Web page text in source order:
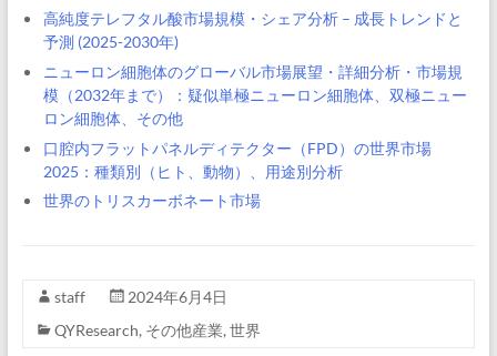
高純度テレフタル酸市場規模・シェア分析 – 成長トレンドと
予測 (2025-2030年)
ニューロン細胞体のグローバル市場展望・詳細分析・市場規
模（2032年まで）：疑似単極ニューロン細胞体、双極ニュー
ロン細胞体、その他
口腔内フラットパネルディテクター（FPD）の世界市場
2025：種類別（ヒト、動物）、用途別分析
世界のトリスカーボネート市場
staff
2024年6月4日
QYResearch, その他産業, 世界